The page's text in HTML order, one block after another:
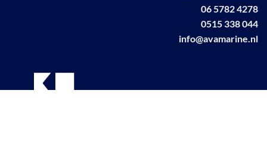
06 5782 4278
0515 338 044
info@avamarine.nl